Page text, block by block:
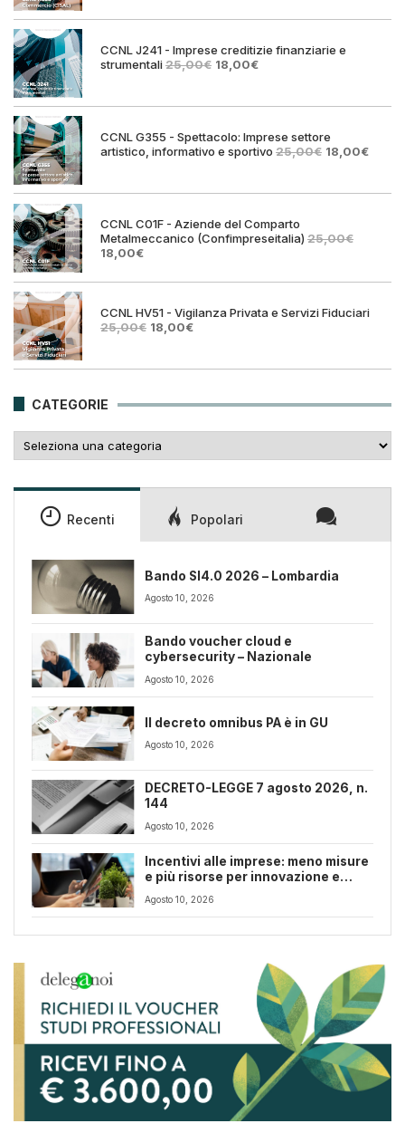
era:
è:
CCNL J241 - Imprese creditizie finanziarie e
strumentali25,00€ Il
era:
18,00€Il
è:
CCNL G355 - Spettacolo: Imprese settore
artistico, informativo e sportivo 25,00€ Il
era:
18,00€Il
è:
CCNL C01F - Aziende del Comparto
Metalmeccanico (Confimpreseitalia) 25,00€
Il
originale
25,00€.
18,00€Il
attuale
18,00€.
CCNL HV51 - Vigilanza Privata e Servizi Fiduciari
25,00€ Il
era:
18,00€Il
è:
CATEGORIE
Recenti Popolari
Bando SI4.0 2026 – Lombardia
Agosto 10, 2026
Bando voucher cloud e
cybersecurity – Nazionale
Agosto 10, 2026
Il decreto omnibus PA è in GU
Agosto 10, 2026
DECRETO-LEGGE 7 agosto 2026, n.
144
Agosto 10, 2026
Incentivi alle imprese: meno misure
e più risorse per innovazione e
transizione digitale
Agosto 10, 2026